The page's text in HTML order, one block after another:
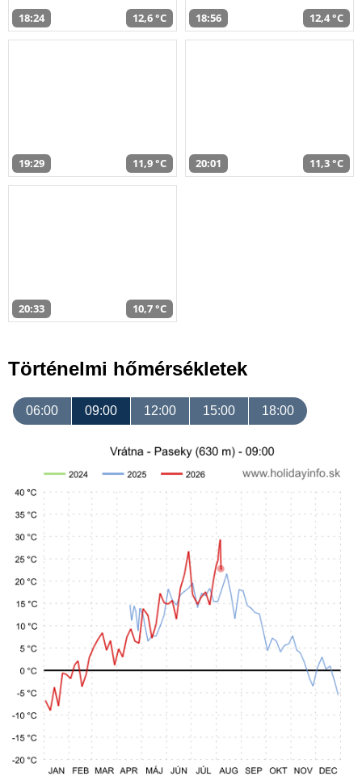
18:24 12,6 °C 18:56 12,4 °C
19:29 11,9 °C 20:01 11,3 °C
20:33 10,7 °C
Történelmi hőmérsékletek
06:00 09:00 12:00 15:00 18:00